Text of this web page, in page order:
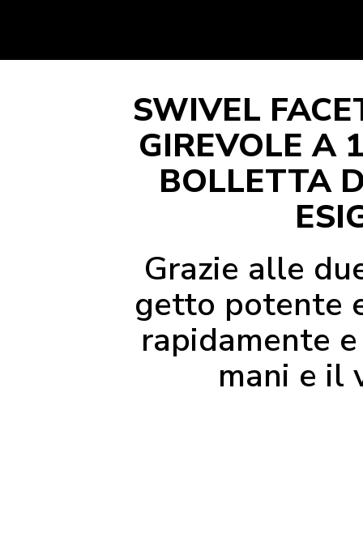
SWIVEL
GIREVOLE A
BOLLETTA
Grazie alle
getto potente
rapidamente
mani e il